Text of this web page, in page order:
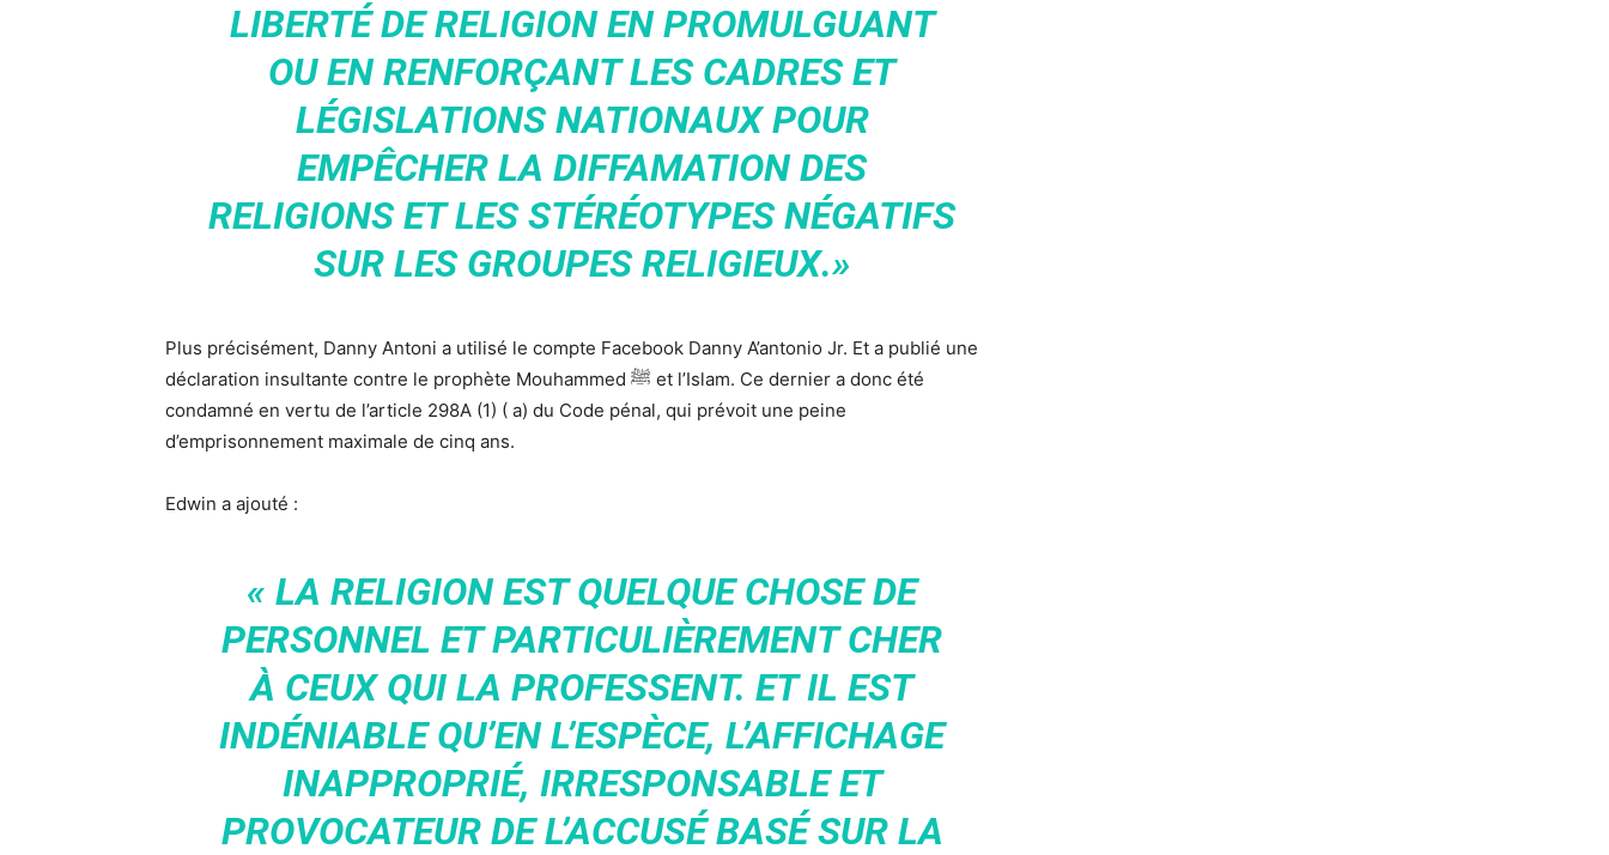
LIBERTÉ DE RELIGION EN PROMULGUANT
OU EN RENFORÇANT LES CADRES ET
LÉGISLATIONS NATIONAUX POUR
EMPÊCHER LA DIFFAMATION DES
RELIGIONS ET LES STÉRÉOTYPES NÉGATIFS
SUR LES GROUPES RELIGIEUX.»
Plus précisément, Danny Antoni a utilisé le compte Facebook Danny A’antonio Jr. Et a publié une
déclaration insultante contre le prophète Mouhammed ﷺ et l’Islam. Ce dernier a donc été
condamné en vertu de l’article 298A (1) ( a) du Code pénal, qui prévoit une peine
d’emprisonnement maximale de cinq ans.
Edwin a ajouté :
« LA RELIGION EST QUELQUE CHOSE DE
PERSONNEL ET PARTICULIÈREMENT CHER
À CEUX QUI LA PROFESSENT. ET IL EST
INDÉNIABLE QU’EN L’ESPÈCE, L’AFFICHAGE
INAPPROPRIÉ, IRRESPONSABLE ET
PROVOCATEUR DE L’ACCUSÉ BASÉ SUR LA